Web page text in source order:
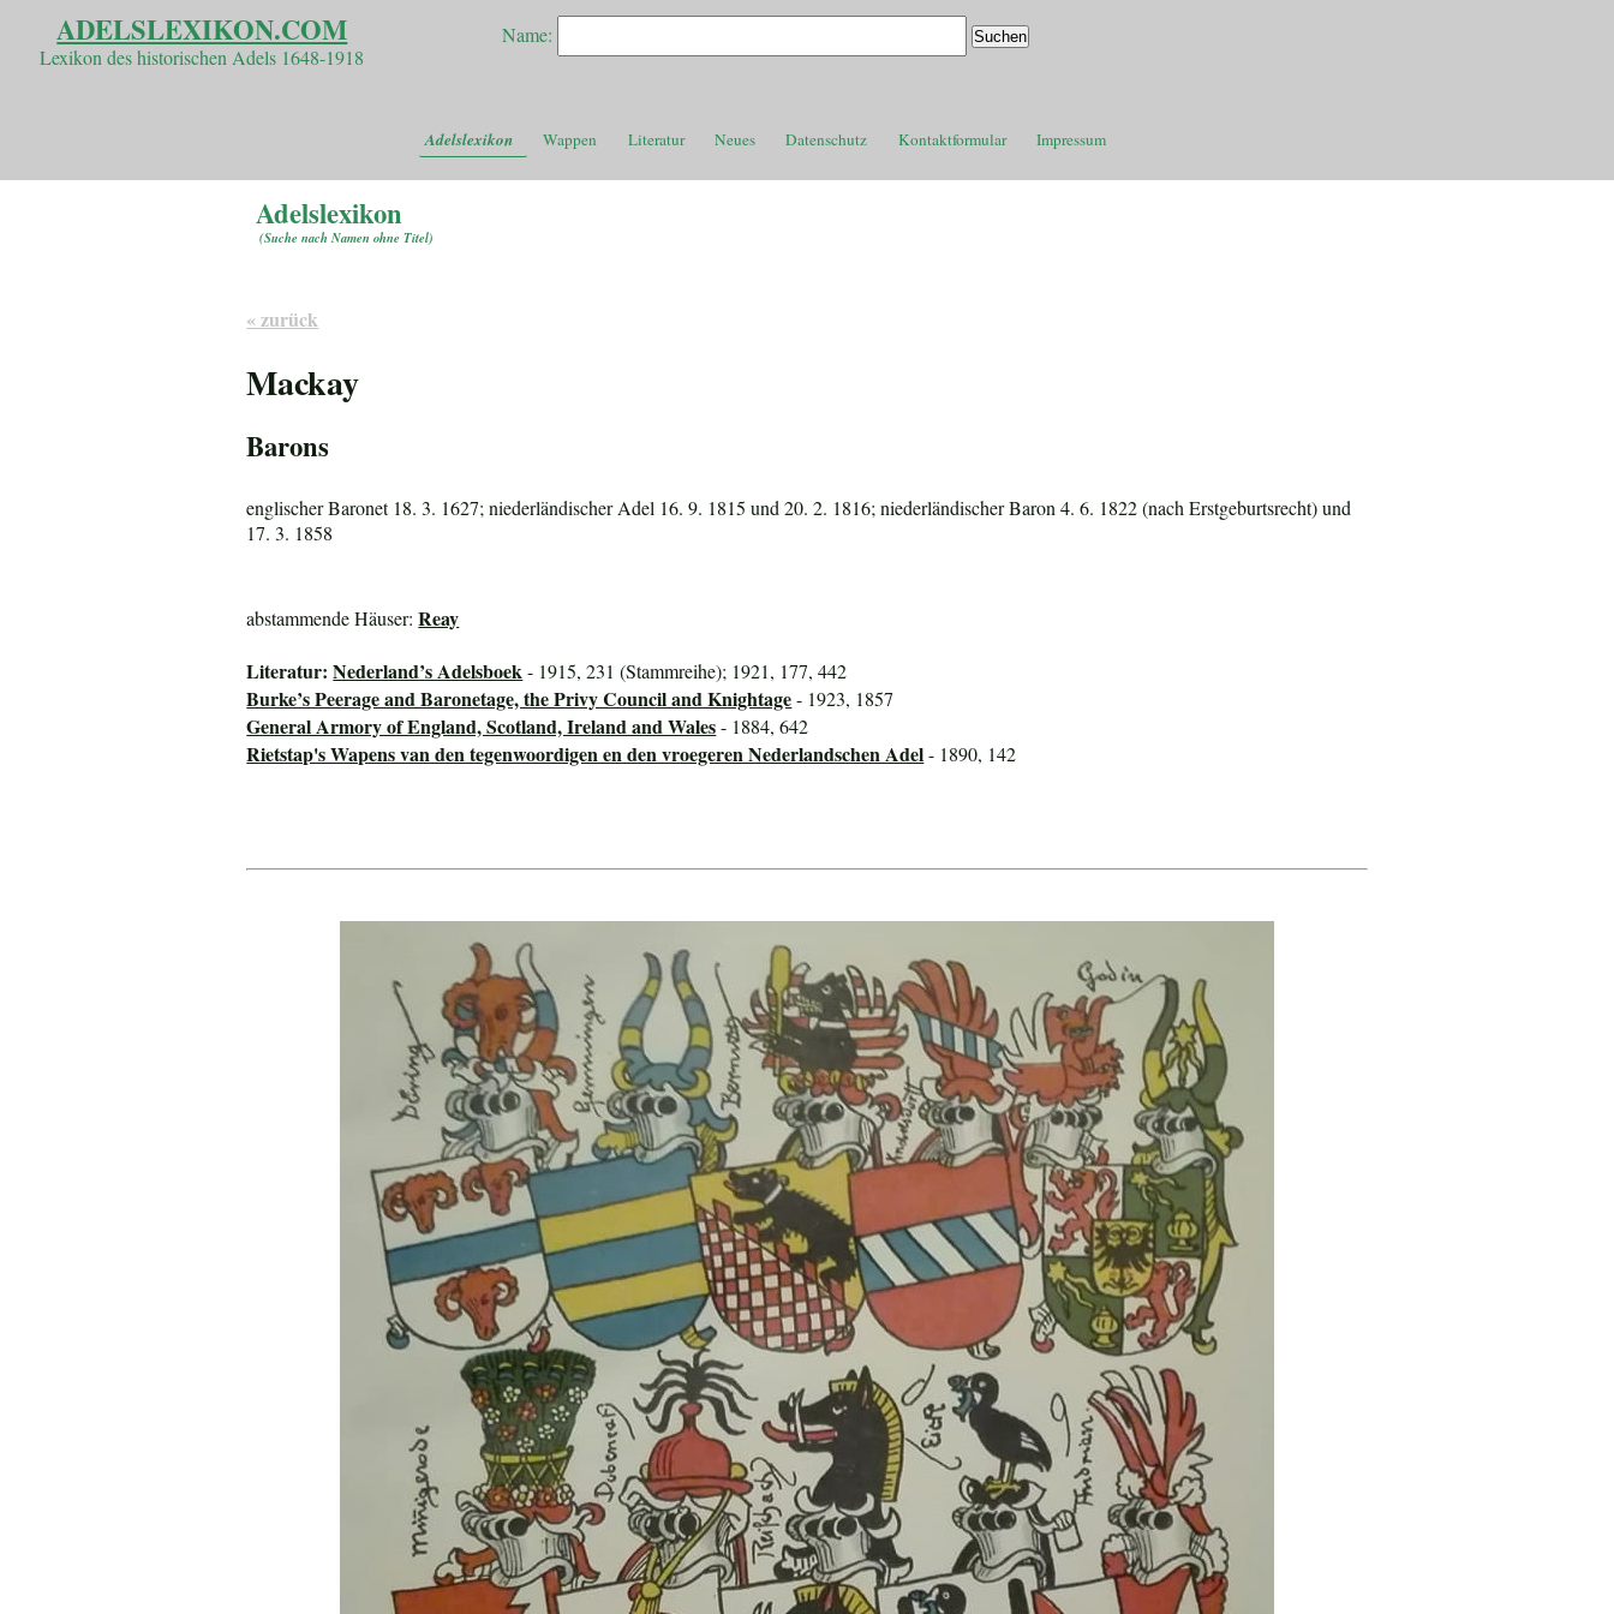
ADELSLEXIKON.COM
Lexikon des historischen Adels 1648-1918
Name:
Adelslexikon Wappen Literatur Neues Datenschutz Kontaktformular Impressum
Adelslexikon
(Suche nach Namen ohne Titel)
« zurück
Mackay
Barons
englischer Baronet 18. 3. 1627; niederländischer Adel 16. 9. 1815 und 20. 2. 1816; niederländischer Baron 4. 6. 1822 (nach Erstgeburtsrecht) und
17. 3. 1858
abstammende Häuser:Reay
Literatur:Nederland’s Adelsboek - 1915, 231 (Stammreihe); 1921, 177, 442
Burke’s Peerage and Baronetage, the Privy Council and Knightage- 1923, 1857
General Armory of England, Scotland, Ireland and Wales- 1884, 642
Rietstap's Wapens van den tegenwoordigen en den vroegeren Nederlandschen Adel- 1890, 142